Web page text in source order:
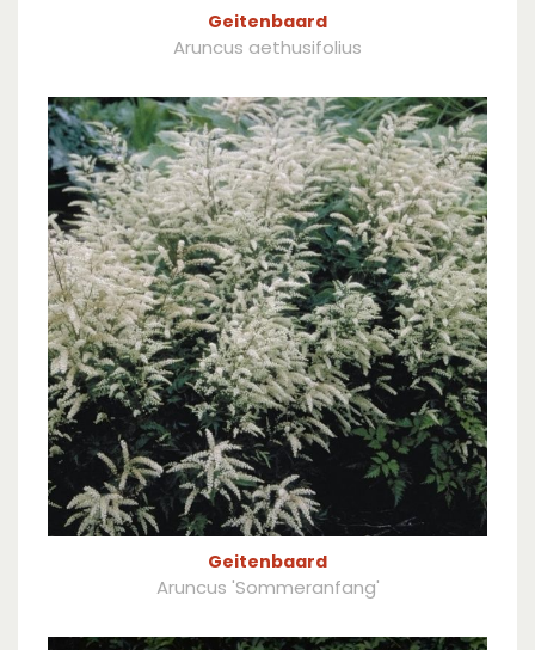
Geitenbaard
Aruncus aethusifolius
Geitenbaard
Aruncus 'Sommeranfang'